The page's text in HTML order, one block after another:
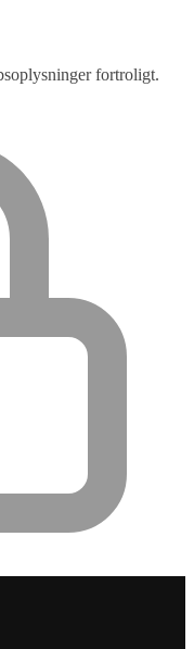
fortroligt.